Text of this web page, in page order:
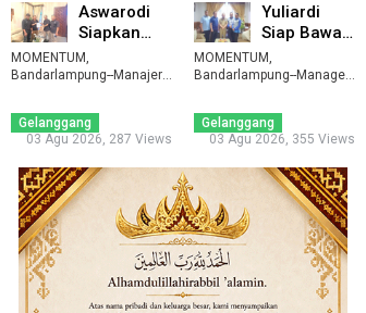
Aswarodi
Siapkan
Pelatda
Bulutangkis
MOMENTUM,
Bandarlampung--Manajer
Gelanggang
03 Agu 2026, 287 Views
Yuliardi
Siap Bawa
Futsal PWI
Lampung
MOMENTUM,
Bandarlampung--Manager
Gelanggang
03 Agu 2026, 355 Views